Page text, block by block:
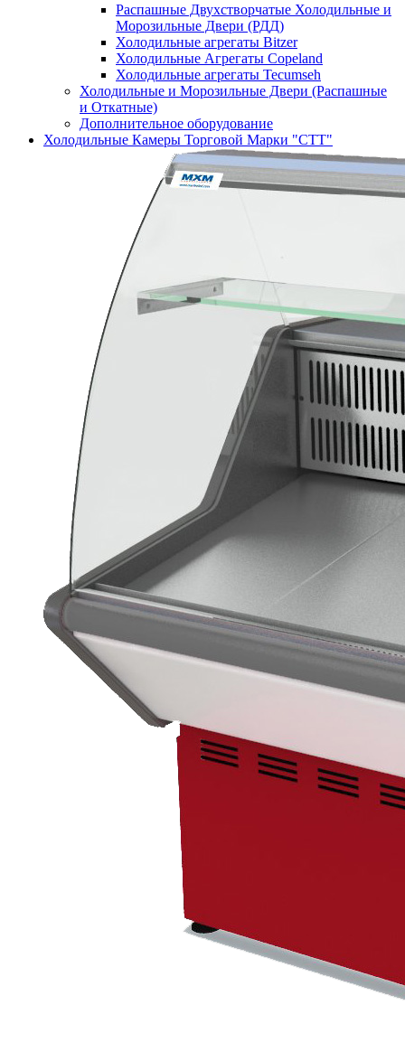
Распашные Двухстворчатые Холодильные и
Морозильные Двери (РДД)
Холодильные агрегаты Bitzer
Холодильные Агрегаты Copeland
Холодильные агрегаты Tecumseh
Холодильные и Морозильные Двери (Распашные
и Откатные)
Дополнительное оборудование
Холодильные Камеры Торговой Марки "СТТ"